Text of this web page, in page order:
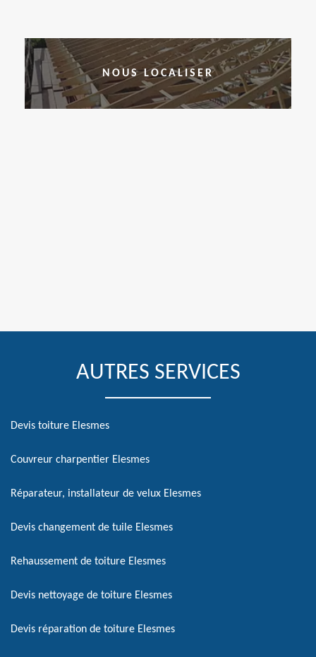
NOUS LOCALISER
AUTRES SERVICES
Devis toiture Elesmes
Couvreur charpentier Elesmes
Réparateur, installateur de velux Elesmes
Devis changement de tuile Elesmes
Rehaussement de toiture Elesmes
Devis nettoyage de toiture Elesmes
Devis réparation de toiture Elesmes